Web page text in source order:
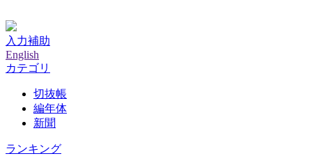
入力補助
English
カテゴリ
切抜帳
編年体
新聞
ランキング